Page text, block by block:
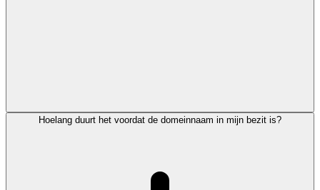
Hoelang duurt het voordat de domeinnaam in mijn bezit is?